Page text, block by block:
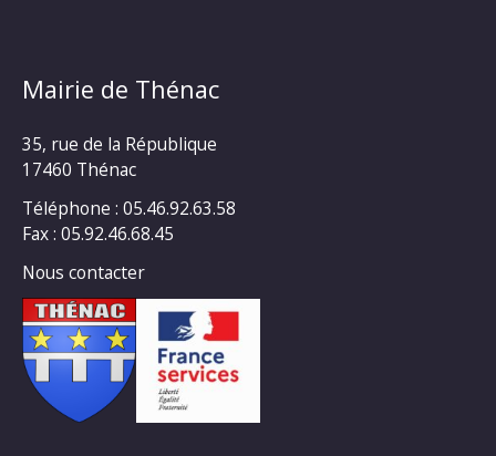
Mairie de Thénac
35, rue de la République
17460 Thénac
Téléphone : 05.46.92.63.58
Fax : 05.92.46.68.45
Nous contacter